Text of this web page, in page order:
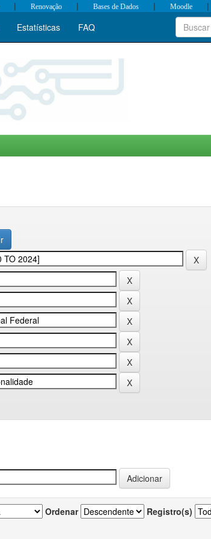
| Renovação | Bases de Dados | Moodle |
Estatísticas FAQ
Ordenar Registro(s)